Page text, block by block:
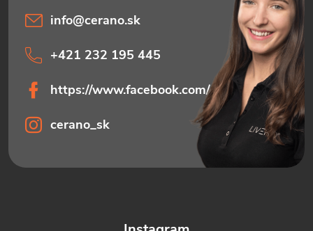
info@cerano.sk
+421 232 195 445
https://www.facebook.com/ceranosk
cerano_sk